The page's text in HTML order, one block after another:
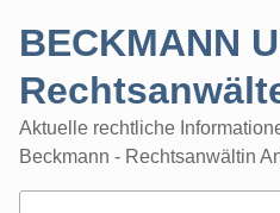
BECKMANN
Aktuelle rechtliche
Beckmann - Rechtsanwältin